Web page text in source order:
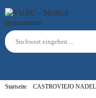
Startseite CASTROVIEJO